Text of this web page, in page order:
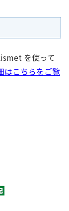
を使って
はこちらをご覧